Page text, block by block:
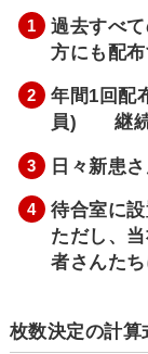
過去すべ
方にも配
年間1回配
員) 継
日々新患
待合室に
ただし、
者さんたち
枚数決定の計算